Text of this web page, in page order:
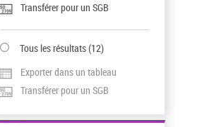
Transférer pour un SGB
Tous les résultats(12)
Exporter dans un tableau
Transférer pour un SGB